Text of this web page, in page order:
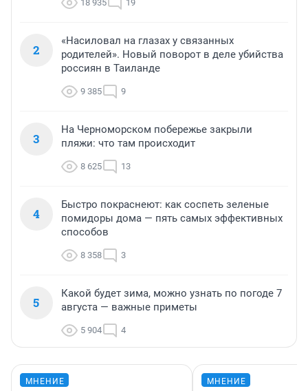
стойке информации, количество зрителей на 1
показ — 60 человек.
инсталляциям. (12 )
Сбор групп на экскурсию на стойке
наполнения групп (10–15 человек).
Для официальных делегаций из других
«Развитие въездного и внутреннего туризма
как драйвера развития территорий Дальнего
Востока. Российско-китайское сотрудничество».
18 935 19
2
«Насиловал на глазах у связанных
родителей». Новый поворот в деле убийства
россиян в Таиланде
9 385 9
3
На Черноморском побережье закрыли
пляжи: что там происходит
8 625 13
4
Быстро покраснеют: как соспеть зеленые
помидоры дома — пять самых эффективных
способов
8 358 3
5
Какой будет зима, можно узнать по погоде 7
августа — важные приметы
5 904 4
МНЕНИЕ МНЕНИЕ